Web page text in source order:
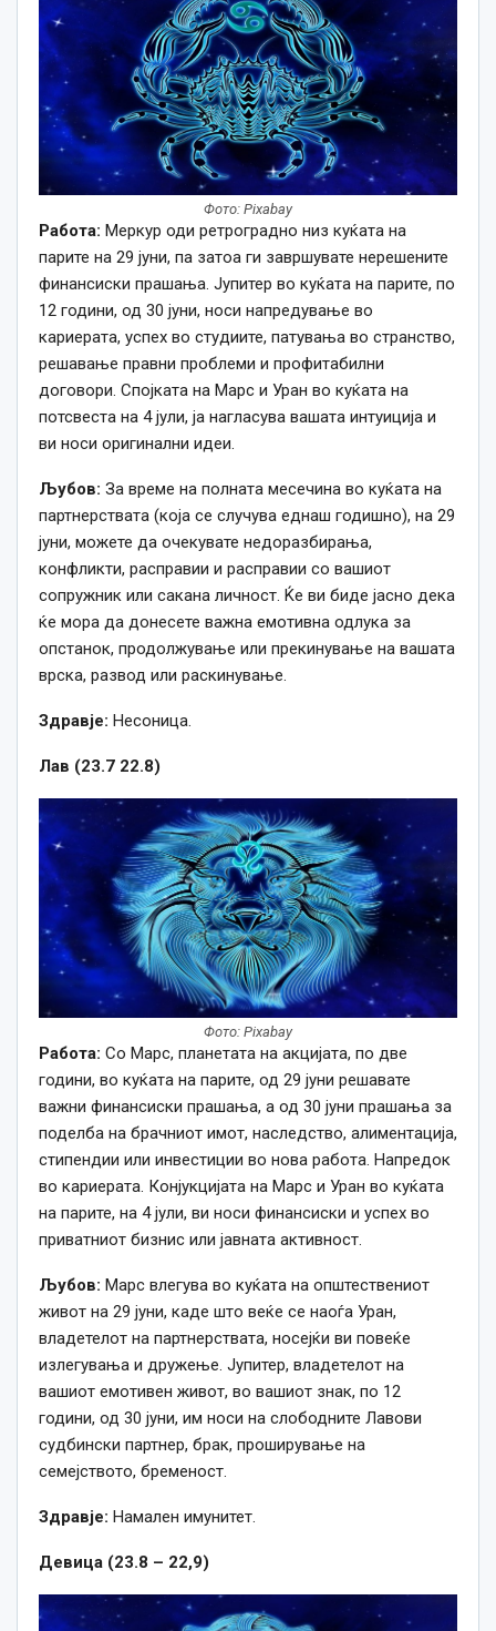
Фото: Pixabay
Работа: Меркур оди ретроградно низ куќата на
парите на 29 јуни, па затоа ги завршувате нерешените
финансиски прашања. Јупитер во куќата на парите, по
12 години, од 30 јуни, носи напредување во
кариерата, успех во студиите, патувања во странство,
решавање правни проблеми и профитабилни
договори. Спојката на Марс и Уран во куќата на
потсвеста на 4 јули, ја нагласува вашата интуиција и
ви носи оригинални идеи.
Љубов: За време на полната месечина во куќата на
партнерствата (која се случува еднаш годишно), на 29
јуни, можете да очекувате недоразбирања,
конфликти, расправии и расправии со вашиот
сопружник или сакана личност. Ќе ви биде јасно дека
ќе мора да донесете важна емотивна одлука за
опстанок, продолжување или прекинување на вашата
врска, развод или раскинување.
Здравје: Несоница.
Лав (23.7 22.8)
Фото: Pixabay
Работа: Со Марс, планетата на акцијата, по две
години, во куќата на парите, од 29 јуни решавате
важни финансиски прашања, а од 30 јуни прашања за
поделба на брачниот имот, наследство, алиментација,
стипендии или инвестиции во нова работа. Напредок
во кариерата. Конјукцијата на Марс и Уран во куќата
на парите, на 4 јули, ви носи финансиски и успех во
приватниот бизнис или јавната активност.
Љубов: Марс влегува во куќата на општествениот
живот на 29 јуни, каде што веќе се наоѓа Уран,
владетелот на партнерствата, носејќи ви повеќе
излегувања и дружење. Јупитер, владетелот на
вашиот емотивен живот, во вашиот знак, по 12
години, од 30 јуни, им носи на слободните Лавови
судбински партнер, брак, проширување на
семејството, бременост.
Здравје: Намален имунитет.
Девица (23.8 – 22,9)